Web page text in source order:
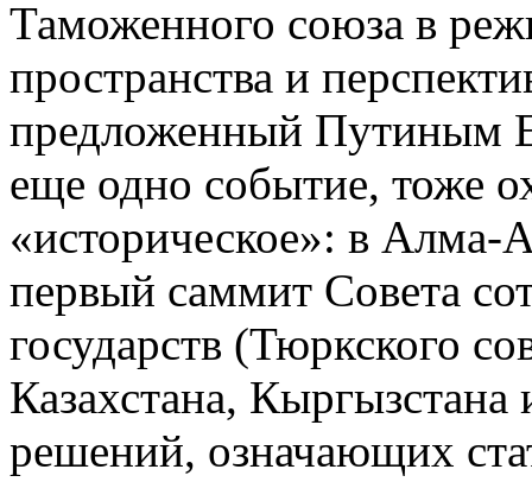
Таможенного союза в
пространства и
предложенный Путиным
еще одно событие, тоже
«историческое»: в Алма-
первый саммит Совета
государств (Тюркского
Казахстана,
решений, означающих